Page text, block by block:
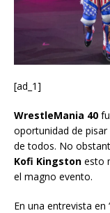
[ad_1]
WrestleMania 40
oportunidad de
de todos. No
Kofi Kingston esto
el magno evento.
En una entrevista en